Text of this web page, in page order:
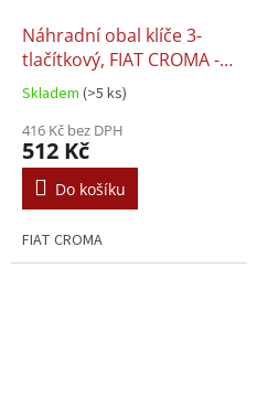
Náhradní obal klíče 3-
tlačítkový, FIAT CROMA -
Smart KEY
Skladem (>5 ks)
416 Kč bez DPH
512 Kč
Do košíku
FIAT CROMA